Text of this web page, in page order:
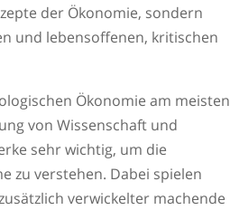
der Ökonomie, sondern
und lebensoffenen, kritischen
Ökonomie am meisten
von Wissenschaft und
sehr wichtig, um die
zu verstehen. Dabei spielen
verwickelter machende